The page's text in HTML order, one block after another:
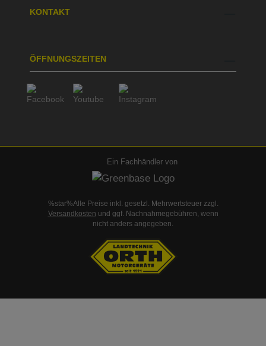
KONTAKT
ÖFFNUNGSZEITEN
Ein Fachhändler von
%star%Alle Preise inkl. gesetzl. Mehrwertsteuer zzgl.
Versandkosten und ggf. Nachnahmegebühren, wenn
nicht anders angegeben.